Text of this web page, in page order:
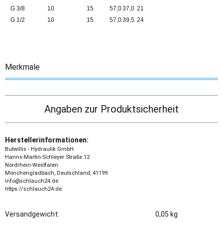
G 3/8
10 15 57,037,0 21
G 1/2
10 15 57,039,5 24
Merkmale
Angaben zur Produktsicherheit
Herstellerinformationen:
Butwillis - Hydraulik GmbH
Hanns-Martin-Schleyer Straße 12
Nordrhein-Westfalen
Mönchengladbach, Deutschland, 41199
info@schlauch24.de
https://schlauch24.de
Versandgewicht: 0,05 kg